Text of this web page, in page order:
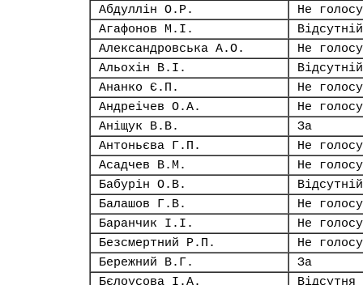
Абдуллін О.Р.
Не
Агафонов М.І.
Відсутній
Александровська А.О.
Не
Альохін В.І.
Відсутній
Ананко Є.П.
Не
Андреічев О.А.
Не
Аніщук В.В.
За
Антоньєва Г.П.
Не
Асадчев В.М.
Не
Бабурін О.В.
Відсутній
Балашов Г.В.
Не
Баранчик І.І.
Не
Безсмертний Р.П.
Не
Бережний В.Г.
За
Бєлоусова І.А.
Відсутня